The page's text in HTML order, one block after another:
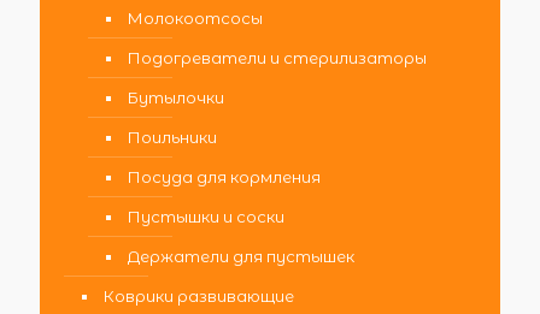
Молокоотсосы
Подогреватели и стерилизаторы
Бутылочки
Поильники
Посуда для кормления
Пустышки и соски
Держатели для пустышек
Коврики развивающие